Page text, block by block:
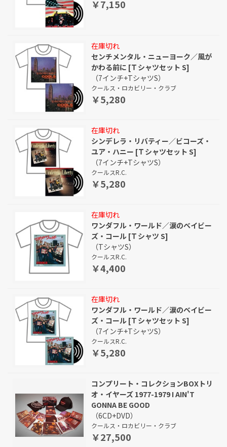
￥7,150
在庫切れ
センチメンタル・ニューヨーク／風が
かわる前に [Ｔシャツセット S]
（7インチ+TシャツS）
クールス・ロカビリー・クラブ
￥5,280
在庫切れ
シンデレラ・リバティー／ビコーズ・
ユア・ハニー [Ｔシャツセット S]
（7インチ+TシャツS）
クールスR.C.
￥5,280
在庫切れ
ワンダフル・ワールド／涙のベイビー
ズ・コール [Ｔシャツ S]
（TシャツS）
クールスR.C.
￥4,400
在庫切れ
ワンダフル・ワールド／涙のベイビー
ズ・コール [Ｔシャツセット S]
（7インチ+TシャツS）
クールスR.C.
￥5,280
コンプリート・コレクションBOXトリ
オ・イヤーズ 1977-1979 I AIN'T
GONNA BE GOOD
（6CD+DVD）
クールス・ロカビリー・クラブ
￥27,500